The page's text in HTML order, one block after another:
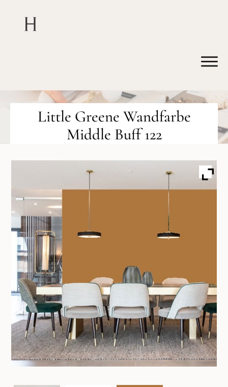
Little Greene Wandfarbe
Middle Buff 122